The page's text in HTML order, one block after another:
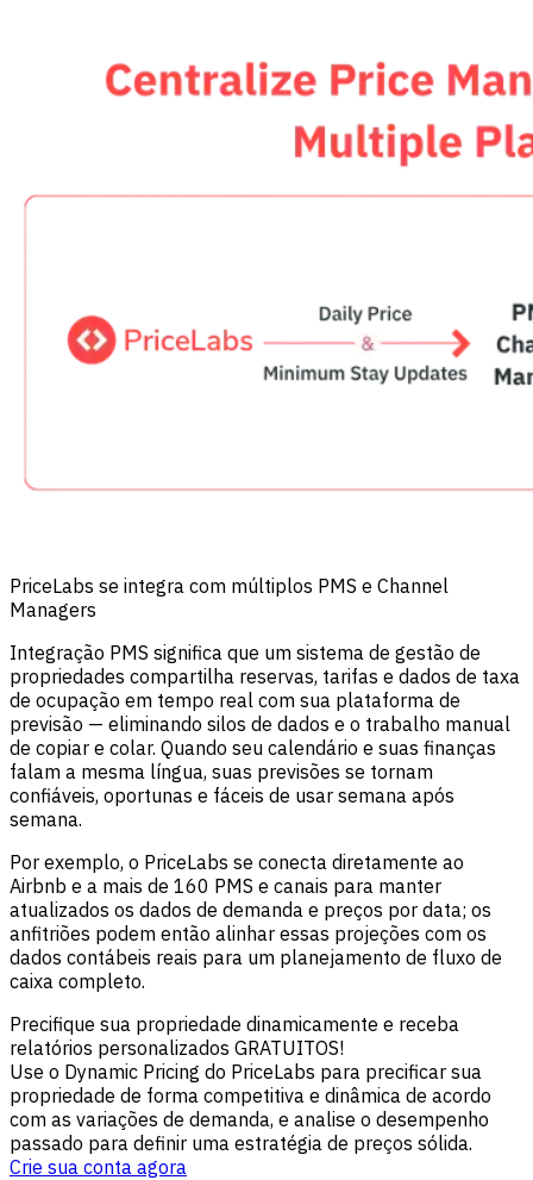
PriceLabs se integra com múltiplos PMS e Channel
Managers
Integração PMS significa que um sistema de gestão de
propriedades compartilha reservas, tarifas e dados de taxa
de ocupação em tempo real com sua plataforma de
previsão — eliminando silos de dados e o trabalho manual
de copiar e colar. Quando seu calendário e suas finanças
falam a mesma língua, suas previsões se tornam
confiáveis, oportunas e fáceis de usar semana após
semana.
Por exemplo, o PriceLabs se conecta diretamente ao
Airbnb e a mais de 160 PMS e canais para manter
atualizados os dados de demanda e preços por data; os
anfitriões podem então alinhar essas projeções com os
dados contábeis reais para um planejamento de fluxo de
caixa completo.
Precifique sua propriedade dinamicamente e receba
relatórios personalizados GRATUITOS!
Use o Dynamic Pricing do PriceLabs para precificar sua
propriedade de forma competitiva e dinâmica de acordo
com as variações de demanda, e analise o desempenho
passado para definir uma estratégia de preços sólida.
Crie sua conta agora